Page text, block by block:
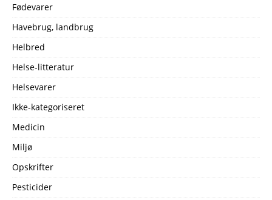
Fødevarer
Havebrug, landbrug
Helbred
Helse-litteratur
Helsevarer
Ikke-kategoriseret
Medicin
Miljø
Opskrifter
Pesticider